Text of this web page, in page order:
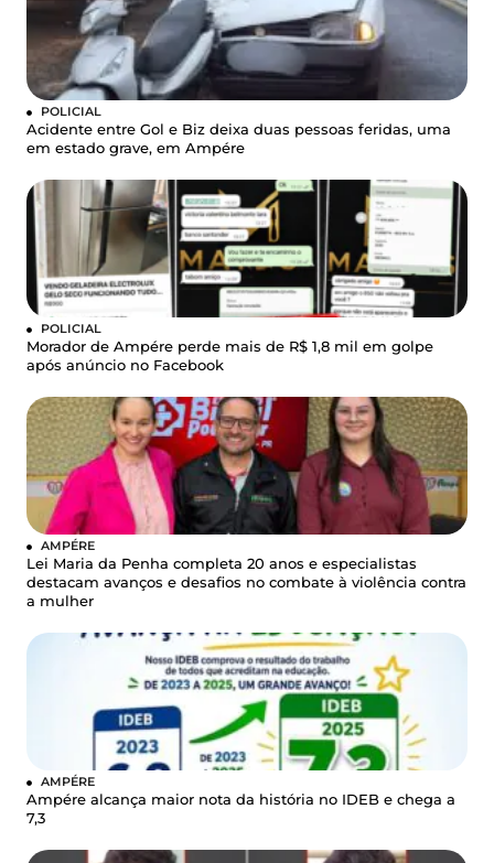
POLICIAL
Acidente entre Gol e Biz deixa duas pessoas feridas, uma
em estado grave, em Ampére
POLICIAL
Morador de Ampére perde mais de R$ 1,8 mil em golpe
após anúncio no Facebook
AMPÉRE
Lei Maria da Penha completa 20 anos e especialistas
destacam avanços e desafios no combate à violência contra
a mulher
AMPÉRE
Ampére alcança maior nota da história no IDEB e chega a
7,3